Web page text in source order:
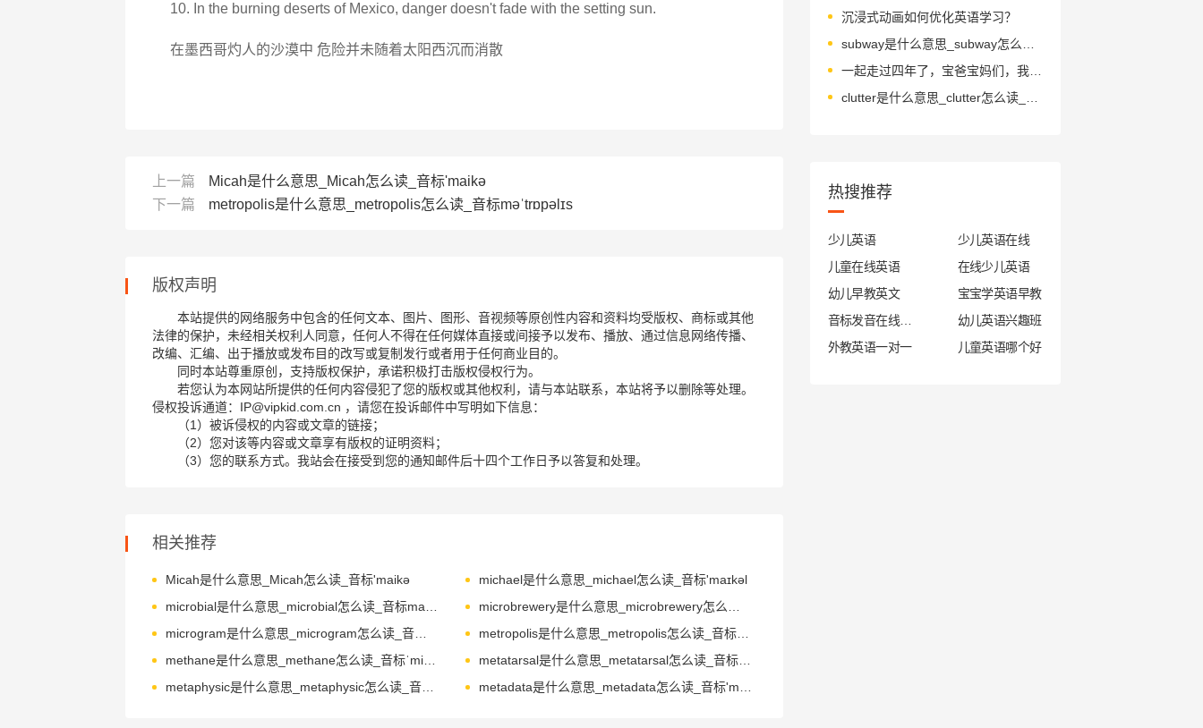
10. In the burning deserts of Mexico, danger doesn't fade with the setting sun.
在墨西哥灼人的沙漠中 危险并未随着太阳西沉而消散
上一篇
Micah是什么意思_Micah怎么读_音标'maikә
下一篇
metropolis是什么意思_metropolis怎么读_音标məˈtrɒpəlɪs
版权声明
本站提供的网络服务中包含的任何文本、图片、图形、音视频等原创性内容和资料均受版权、商标或其他
法律的保护，未经相关权利人同意，任何人不得在任何媒体直接或间接予以发布、播放、通过信息网络传播、
改编、汇编、出于播放或发布目的改写或复制发行或者用于任何商业目的。
同时本站尊重原创，支持版权保护，承诺积极打击版权侵权行为。
若您认为本网站所提供的任何内容侵犯了您的版权或其他权利，请与本站联系，本站将予以删除等处理。
侵权投诉通道：IP@vipkid.com.cn ，请您在投诉邮件中写明如下信息：
（1）被诉侵权的内容或文章的链接；
（2）您对该等内容或文章享有版权的证明资料；
（3）您的联系方式。我站会在接受到您的通知邮件后十四个工作日予以答复和处理。
相关推荐
Micah是什么意思_Micah怎么读_音标'maikә
michael是什么意思_michael怎么读_音标'maɪkəl
microgram是什么意思_microgram怎么读_音标ˈmaɪkrəʊgræm
metropolis是什么意思_metropolis怎么读_音标məˈtrɒpəlɪs
methane是什么意思_methane怎么读_音标ˈmi-θeɪn
metatarsal是什么意思_metatarsal怎么读_音标ˌmetəˈtɑ-sl
metaphysic是什么意思_metaphysic怎么读_音标,metә'fizik
沉浸式动画如何优化英语学习？
一起走过四年了，宝爸宝妈们，我们有些掏心窝的话跟你说（独家视频）
热搜推荐
少儿英语
少儿英语在线
儿童在线英语
在线少儿英语
幼儿早教英文
宝宝学英语早教
幼儿英语兴趣班
外教英语一对一
儿童英语哪个好